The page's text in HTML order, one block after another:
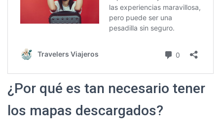
¿Por qué es tan necesario tener
los mapas descargados?